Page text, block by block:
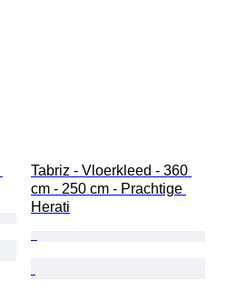
Tabriz - Vloerkleed - 360
cm - 250 cm - Prachtige
Herati